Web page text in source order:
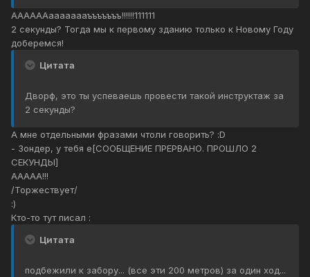
ААААААаааааааъъъъъъъ!!!!!!111111
2 секунды? Тогда мы к первому зданию только к Новому Году
доберемся!
Цитата
Дворф, это ты успеваешь провести такой инструктаж за
2 секунды?
А мне отдельными фразами чтоли говорить? :D
- Зондер, у тебя е[СООБЩЕНИЕ ПРЕРВАНО. ПРОШЛО 2
СЕКУНДЫ]
ААААА!!!
/Торжествует/
:)
Кто-то тут писал :
Цитата
подбежили к забору... (все эти 200 метров) за один ход...